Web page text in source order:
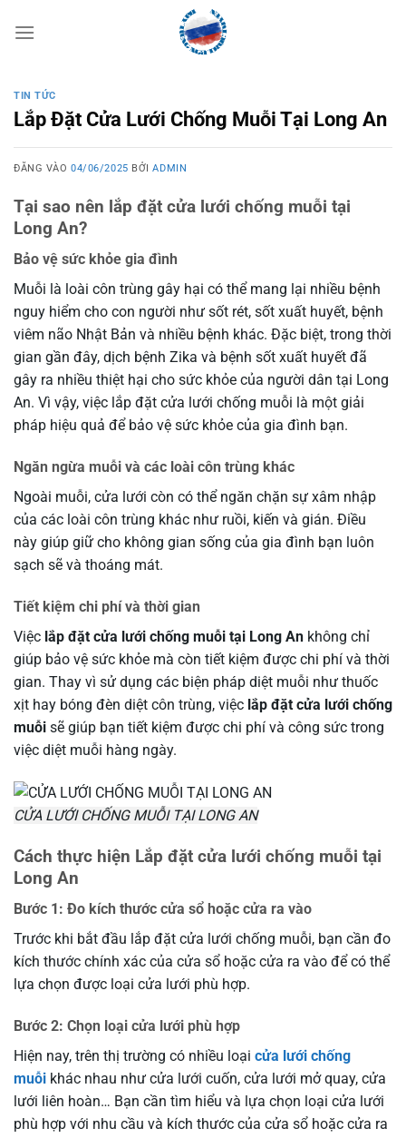
qua
TIN TỨC
Lắp Đặt Cửa Lưới Chống Muỗi Tại Long An
ĐĂNG VÀO04/06/2025 BỞIADMIN
Tại sao nên lắp đặt cửa lưới chống muỗi tại
Long An?
Bảo vệ sức khỏe gia đình
Muỗi là loài côn trùng gây hại có thể mang lại nhiều bệnh
nguy hiểm cho con người như sốt rét, sốt xuất huyết, bệnh
viêm não Nhật Bản và nhiều bệnh khác. Đặc biệt, trong thời
gian gần đây, dịch bệnh Zika và bệnh sốt xuất huyết đã
gây ra nhiều thiệt hại cho sức khỏe của người dân tại Long
An. Vì vậy, việc lắp đặt cửa lưới chống muỗi là một giải
pháp hiệu quả để bảo vệ sức khỏe của gia đình bạn.
Ngăn ngừa muỗi và các loài côn trùng khác
Ngoài muỗi, cửa lưới còn có thể ngăn chặn sự xâm nhập
của các loài côn trùng khác như ruồi, kiến và gián. Điều
này giúp giữ cho không gian sống của gia đình bạn luôn
sạch sẽ và thoáng mát.
Tiết kiệm chi phí và thời gian
Việc lắp đặt cửa lưới chống muỗi tại Long An không chỉ
giúp bảo vệ sức khỏe mà còn tiết kiệm được chi phí và thời
gian. Thay vì sử dụng các biện pháp diệt muỗi như thuốc
xịt hay bóng đèn diệt côn trùng, việc lắp đặt cửa lưới chống
muỗi sẽ giúp bạn tiết kiệm được chi phí và công sức trong
việc diệt muỗi hàng ngày.
CỬA LƯỚI CHỐNG MUỖI TẠI LONG AN
Cách thực hiện Lắp đặt cửa lưới chống muỗi tại
Long An
Bước 1: Đo kích thước cửa sổ hoặc cửa ra vào
Trước khi bắt đầu lắp đặt cửa lưới chống muỗi, bạn cần đo
kích thước chính xác của cửa sổ hoặc cửa ra vào để có thể
lựa chọn được loại cửa lưới phù hợp.
Bước 2: Chọn loại cửa lưới phù hợp
Hiện nay, trên thị trường có nhiều loại cửa lưới chống
muỗi khác nhau như cửa lưới cuốn, cửa lưới mở quay, cửa
lưới liên hoàn… Bạn cần tìm hiểu và lựa chọn loại cửa lưới
phù hợp với nhu cầu và kích thước của cửa sổ hoặc cửa ra